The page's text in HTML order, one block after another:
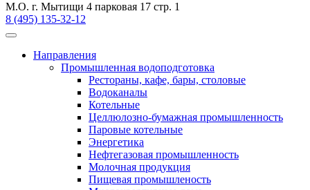
М.О. г. Мытищи 4 парковая 17 стр. 1
8 (495) 135-32-12
Направления
Промышленная водоподготовка
Рестораны, кафе, бары, столовые
Водоканалы
Котельные
Целлюлозно-бумажная промышленность
Паровые котельные
Энергетика
Нефтегазовая промышленность
Молочная продукция
Пищевая промышленость